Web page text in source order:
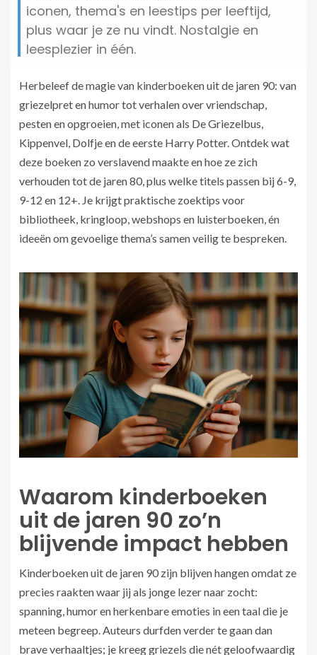
iconen, thema's en leestips per leeftijd,
plus waar je ze nu vindt. Nostalgie en
leesplezier in één.
Herbeleef de magie van kinderboeken uit de jaren 90: van
griezelpret en humor tot verhalen over vriendschap,
pesten en opgroeien, met iconen als De Griezelbus,
Kippenvel, Dolfje en de eerste Harry Potter. Ontdek wat
deze boeken zo verslavend maakte en hoe ze zich
verhouden tot de jaren 80, plus welke titels passen bij 6-9,
9-12 en 12+. Je krijgt praktische zoektips voor
bibliotheek, kringloop, webshops en luisterboeken, én
ideeën om gevoelige thema’s samen veilig te bespreken.
Waarom kinderboeken
uit de jaren 90 zo’n
blijvende impact hebben
Kinderboeken uit de jaren 90 zijn blijven hangen omdat ze
precies raakten waar jij als jonge lezer naar zocht:
spanning, humor en herkenbare emoties in een taal die je
meteen begreep. Auteurs durfden verder te gaan dan
brave verhaaltjes; je kreeg griezels die nét geloofwaardig